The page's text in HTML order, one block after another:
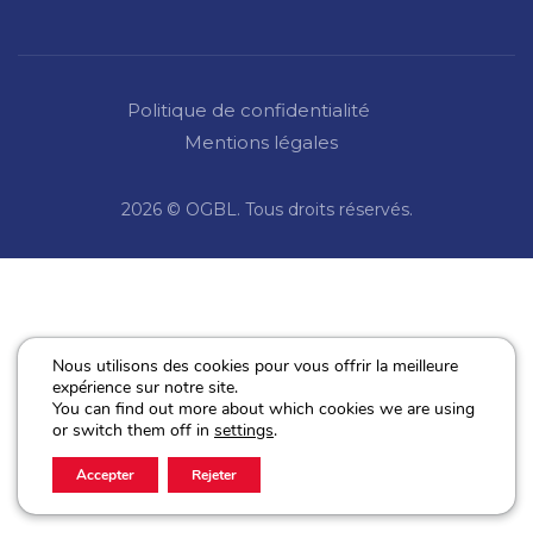
Politique de confidentialité
Mentions légales
2026 © OGBL. Tous droits réservés.
Nous utilisons des cookies pour vous offrir la meilleure
expérience sur notre site.
You can find out more about which cookies we are using
or switch them off in settings.
Accepter Rejeter